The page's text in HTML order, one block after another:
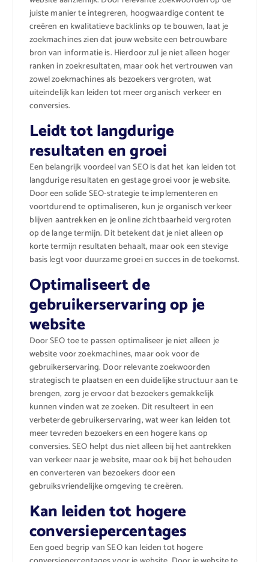
juiste manier te integreren, hoogwaardige content te
creëren en kwalitatieve backlinks op te bouwen, laat je
zoekmachines zien dat jouw website een betrouwbare
bron van informatie is. Hierdoor zul je niet alleen hoger
ranken in zoekresultaten, maar ook het vertrouwen van
zowel zoekmachines als bezoekers vergroten, wat
uiteindelijk kan leiden tot meer organisch verkeer en
conversies.
Leidt tot langdurige
resultaten en groei
Een belangrijk voordeel van SEO is dat het kan leiden tot
langdurige resultaten en gestage groei voor je website.
Door een solide SEO-strategie te implementeren en
voortdurend te optimaliseren, kun je organisch verkeer
blijven aantrekken en je online zichtbaarheid vergroten
op de lange termijn. Dit betekent dat je niet alleen op
korte termijn resultaten behaalt, maar ook een stevige
basis legt voor duurzame groei en succes in de toekomst.
Optimaliseert de
gebruikerservaring op je
website
Door SEO toe te passen optimaliseer je niet alleen je
website voor zoekmachines, maar ook voor de
gebruikerservaring. Door relevante zoekwoorden
strategisch te plaatsen en een duidelijke structuur aan te
brengen, zorg je ervoor dat bezoekers gemakkelijk
kunnen vinden wat ze zoeken. Dit resulteert in een
verbeterde gebruikerservaring, wat weer kan leiden tot
meer tevreden bezoekers en een hogere kans op
conversies. SEO helpt dus niet alleen bij het aantrekken
van verkeer naar je website, maar ook bij het behouden
en converteren van bezoekers door een
gebruiksvriendelijke omgeving te creëren.
Kan leiden tot hogere
conversiepercentages
Een goed begrip van SEO kan leiden tot hogere